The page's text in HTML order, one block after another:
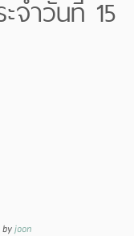
จำวันที่ 15
by joon